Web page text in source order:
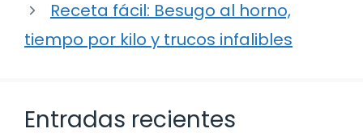
Receta fácil: Besugo al horno,
tiempo por kilo y trucos infalibles
Entradas recientes